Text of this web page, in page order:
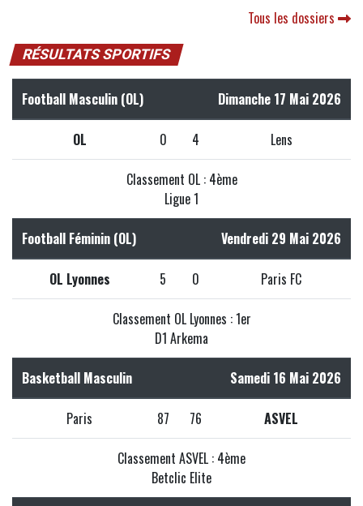
Tous les dossiers
RÉSULTATS SPORTIFS
Football Masculin (OL) Dimanche 17 Mai 2026
OL 0 4 Lens
Classement OL : 4ème
Ligue 1
Football Féminin (OL) Vendredi 29 Mai 2026
OL Lyonnes 5 0 Paris FC
Classement OL Lyonnes : 1er
D1 Arkema
Basketball Masculin Samedi 16 Mai 2026
Paris 87 76 ASVEL
Classement ASVEL : 4ème
Betclic Elite